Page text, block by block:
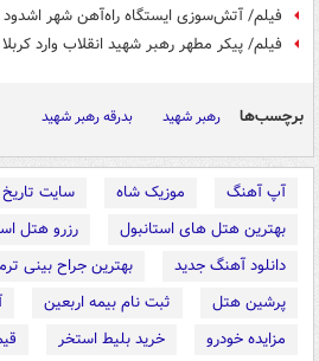
فیلم/ آتش‌سوزی ایستگاه راه‌آهن شهر
فیلم/ پیکر مطهر رهبر شهید انقلاب وارد
برچسب‌ها رهبر شهید بدرقه رهبر شهید
آپ آهنگ موزیک شاه
سایت تاریخ
بهترین هتل های استانبول
رزرو هتل
دانلود آهنگ جدید
بهترین جراح بینی
پرشین هتل
ثبت نام بیمه اربعین
مزایده خودرو
خرید بلیط استخر